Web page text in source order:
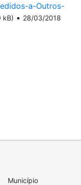
a-Outros-
kB) • 28/03/2018
Município